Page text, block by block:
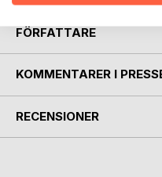
FÖRFATTARE
KOMMENTARER I
RECENSIONER